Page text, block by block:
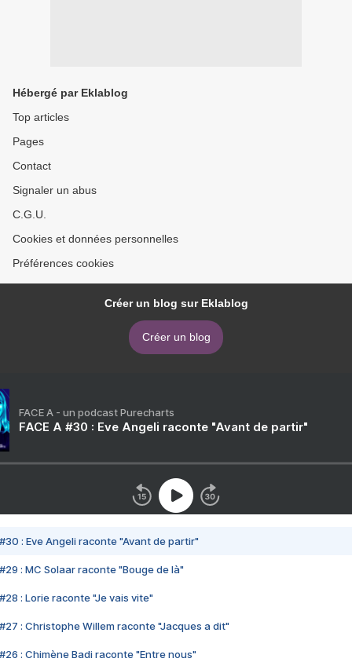
Hébergé par Eklablog
Top articles
Pages
Contact
Signaler un abus
C.G.U.
Cookies et données personnelles
Préférences cookies
Créer un blog sur Eklablog
Créer un blog
FACE A - un podcast Purecharts
FACE A #30 : Eve Angeli raconte "Avant de partir"
#30 : Eve Angeli raconte "Avant de partir"
#29 : MC Solaar raconte "Bouge de là"
#28 : Lorie raconte "Je vais vite"
#27 : Christophe Willem raconte "Jacques a dit"
#26 : Chimène Badi raconte "Entre nous"